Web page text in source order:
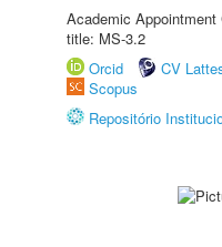
Academic
title: MS-3.2
Orcid
CV
Scopus
Repositório